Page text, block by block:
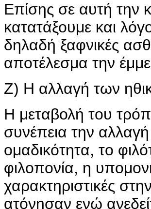
Επίσης σε αυτή την
κατατάξουμε και
δηλαδή ξαφνικές
αποτέλεσμα την
Ζ) Η αλλαγή των
Η μεταβολή του
συνέπεια την
ομαδικότητα, το
φιλοπονία, η
χαρακτηριστικές
ατόνησαν ενώ